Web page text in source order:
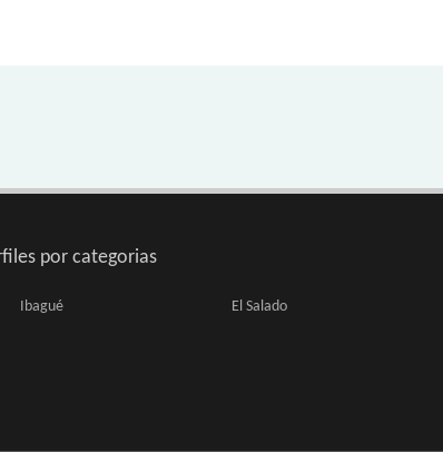
por categorias
Ibagué El Salado